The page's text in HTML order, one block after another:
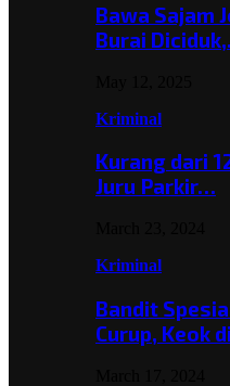
Bawa Sajam
Burai
Kriminal
Kurang dari
Juru Parkir…
Kriminal
Bandit
Curup, Keok